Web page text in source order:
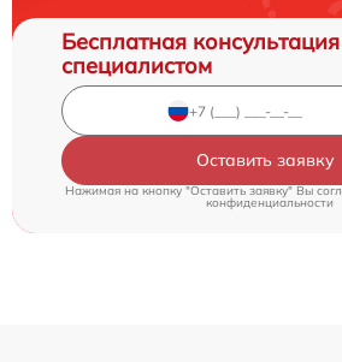
Бесплатная
специалистом
Оставить заявку
Нажимая на кнопку "Оставить заявку" Вы
конфиденциальности